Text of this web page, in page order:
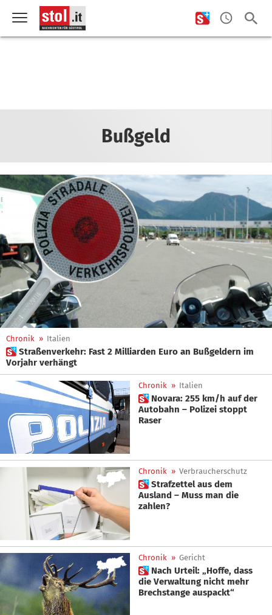
Bußgeld
Chronik » Italien
 Straßenverkehr: Fast 2 Milliarden Euro an Bußgeldern im
Vorjahr verhängt
Chronik » Italien
 Novara: 255 km/h auf der
Autobahn – Polizei stoppt
Raser
Chronik » Verbraucherschutz
 Strafzettel aus dem
Ausland – Muss man die
zahlen?
Chronik » Gericht
 Nach Urteil: „Hoffe, dass
die Verwaltung nicht mehr
Brechstange auspackt“